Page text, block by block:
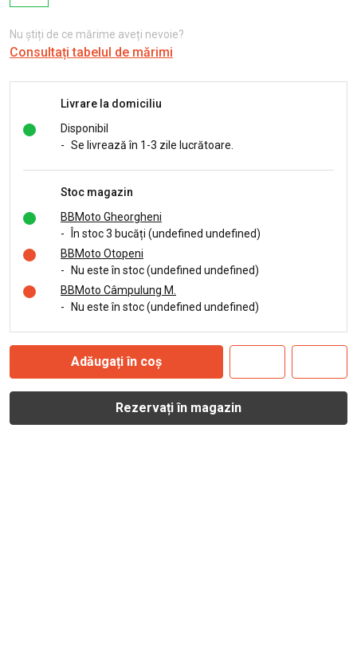
Nu știți de ce mărime aveți nevoie?
Consultați tabelul de mărimi
Livrare la domiciliu
Disponibil
- Se livrează în 1-3 zile lucrătoare.
Stoc magazin
BBMoto Gheorgheni
-
În stoc 3 bucăți (undefined undefined)
BBMoto Otopeni
-
Nu este în stoc (undefined undefined)
BBMoto Câmpulung M.
-
Nu este în stoc (undefined undefined)
Adăugați în coș
Rezervați în magazin